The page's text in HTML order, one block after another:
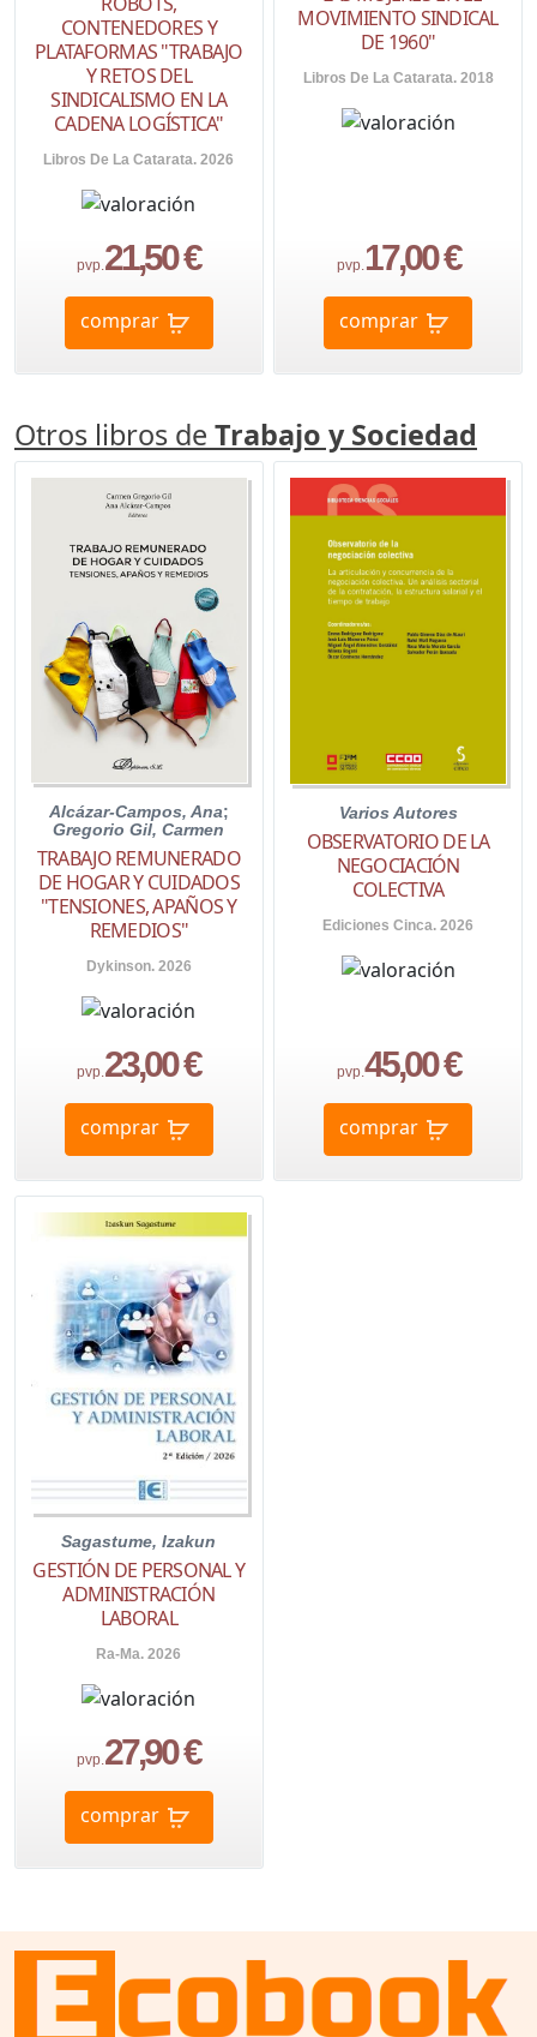
CONTENEDORES Y
PLATAFORMAS "TRABAJO
Y RETOS DEL
SINDICALISMO EN LA
CADENA LOGÍSTICA"
Libros De La Catarata. 2026
pvp.21,50 €
comprar
MOVIMIENTO SINDICAL
DE 1960"
Libros De La Catarata. 2018
pvp.17,00 €
comprar
Otros libros de Trabajo y Sociedad
Alcázar-Campos, Ana;
Gregorio Gil, Carmen
TRABAJO REMUNERADO
DE HOGAR Y CUIDADOS
"TENSIONES, APAÑOS Y
REMEDIOS"
Dykinson. 2026
pvp.23,00 €
comprar
Varios Autores
OBSERVATORIO DE LA
NEGOCIACIÓN
COLECTIVA
Ediciones Cinca. 2026
pvp.45,00 €
comprar
Sagastume, Izakun
GESTIÓN DE PERSONAL Y
ADMINISTRACIÓN
LABORAL
Ra-Ma. 2026
pvp.27,90 €
comprar